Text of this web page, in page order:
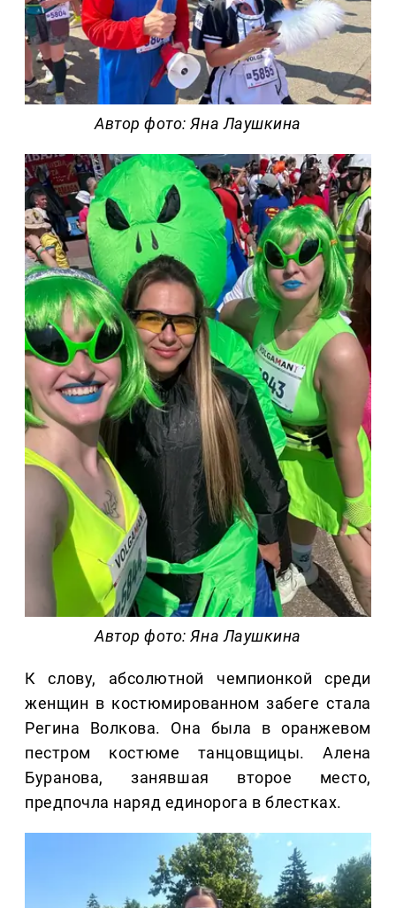
Автор фото: Яна Лаушкина
Автор фото: Яна Лаушкина
К слову, абсолютной чемпионкой среди
женщин в костюмированном забеге стала
Регина Волкова. Она была в оранжевом
пестром костюме танцовщицы. Алена
Буранова, занявшая второе место,
предпочла наряд единорога в блестках.